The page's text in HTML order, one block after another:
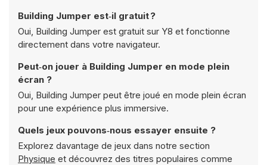
Building Jumper est‑il gratuit ?
Oui, Building Jumper est gratuit sur Y8 et fonctionne
directement dans votre navigateur.
Peut‑on jouer à Building Jumper en mode plein
écran ?
Oui, Building Jumper peut être joué en mode plein écran
pour une expérience plus immersive.
Quels jeux pouvons‑nous essayer ensuite ?
Explorez davantage de jeux dans notre section
Physique et découvrez des titres populaires comme